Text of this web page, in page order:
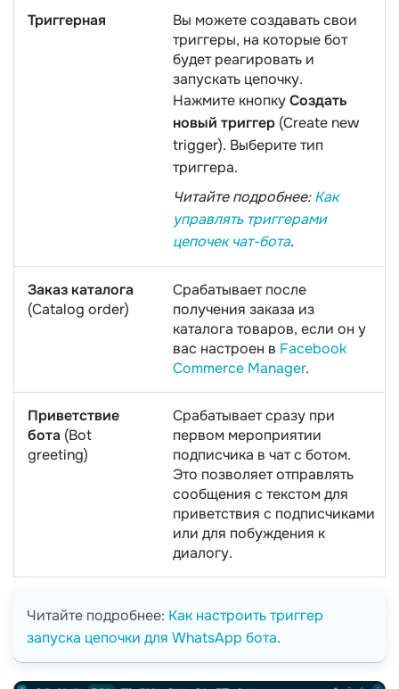
Триггерная
Вы можете создавать свои
триггеры, на которые бот
будет реагировать и
запускать цепочку.
Нажмите кнопкуСоздать
новый триггер (Create new
trigger). Выберите тип
триггера.
Читайте подробнее:Как
управлять триггерами
цепочек чат-бота.
Заказ каталога
(Catalog order)
Срабатывает после
получения заказа из
каталога товаров, если он у
вас настроен в Facebook
Commerce Manager.
Приветствие
бота (Bot
greeting)
Cрабатывает сразу при
первом мероприятии
подписчика в чат с ботом.
Это позволяет отправлять
сообщения с текстом для
приветствия с подписчиками
или для побуждения к
диалогу.
Читайте подробнее: Как настроить триггер
запуска цепочки для WhatsApp бота.